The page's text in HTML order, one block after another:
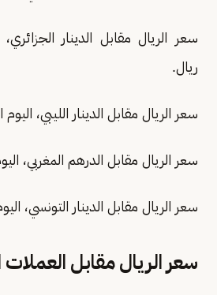
ريال.
سعر الريال مقابل الدينار الليبي، اليوم الثلاثاء،
سعر الريال مقابل الدرهم المغربي، اليوم
سعر الريال مقابل الدينار التونسي، اليوم
سعر الريال مقابل العملات